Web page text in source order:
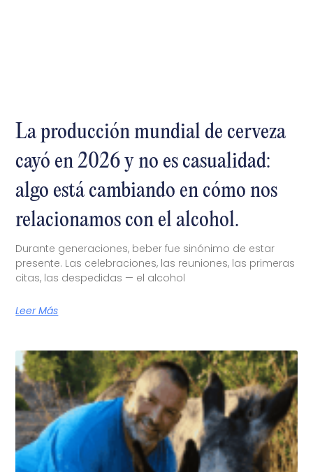
La producción mundial de cerveza
cayó en 2026 y no es casualidad:
algo está cambiando en cómo nos
relacionamos con el alcohol.
Durante generaciones, beber fue sinónimo de estar
presente. Las celebraciones, las reuniones, las primeras
citas, las despedidas — el alcohol
Leer Más